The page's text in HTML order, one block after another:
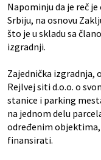
Napominju da je reč
Srbiju, na osnovu
što je u skladu sa
izgradnji.
Zajednička izgradnja,
Rejlvej siti d.o.o. o
stanice i parking
na jednom delu
određenim
finansirati.